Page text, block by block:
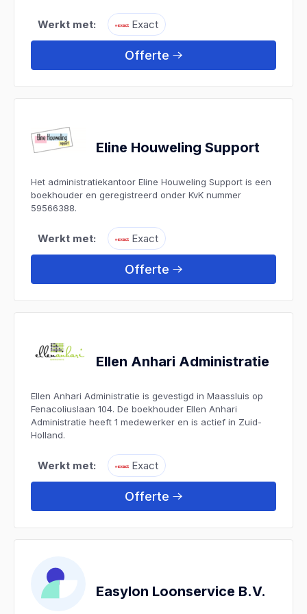
Werkt met: Exact
Offerte
Eline Houweling Support
Het administratiekantoor Eline Houweling Support is een
boekhouder en geregistreerd onder KvK nummer
59566388.
Werkt met: Exact
Offerte
Ellen Anhari Administratie
Ellen Anhari Administratie is gevestigd in Maassluis op
Fenacoliuslaan 104. De boekhouder Ellen Anhari
Administratie heeft 1 medewerker en is actief in Zuid-
Holland.
Werkt met: Exact
Offerte
Easylon Loonservice B.V.